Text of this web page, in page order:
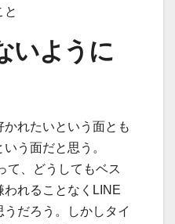
と
いように
れたいという面とも
いう面だと思う。
て、どうしてもベス
われることなくLINE
だろう。しかしタイ